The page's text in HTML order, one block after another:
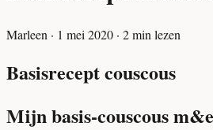
Marleen · 1 mei 2020 · 2min lezen
Basisrecept couscous
Mijn basis-couscous